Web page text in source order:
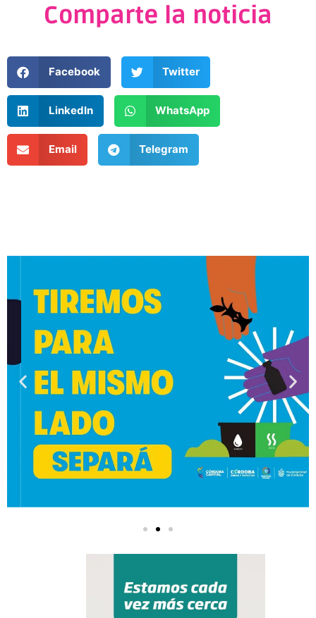
Comparte la noticia
Facebook Twitter
LinkedIn WhatsApp
Email Telegram